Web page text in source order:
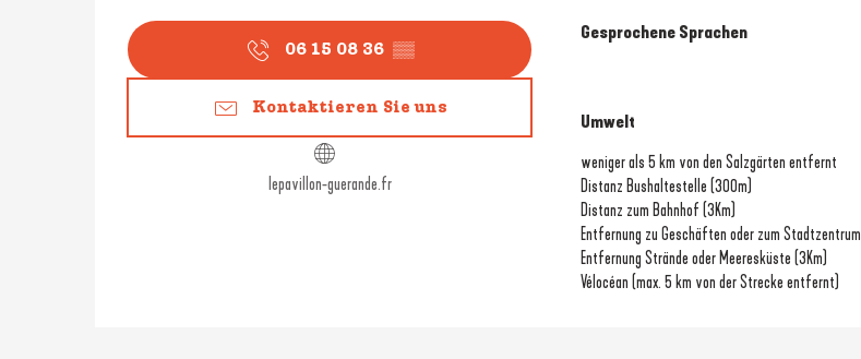
06 15 08 36 ▒▒
Kontaktieren Sie uns
lepavillon-guerande.fr
Gesprochene Sprachen
Gesprochene Sprachen
Umwelt
Umwelt
weniger als 5 km von den Salzgärten entfernt
Distanz Bushaltestelle (300m)
Distanz zum Bahnhof (3Km)
Entfernung zu Geschäften oder zum Stadtzentrum
Entfernung Strände oder Meeresküste (3Km)
Vélocéan (max. 5 km von der Strecke entfernt)